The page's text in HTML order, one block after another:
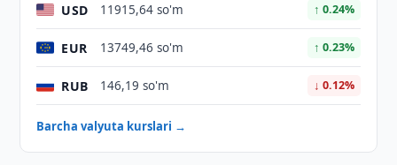
USD 11915,64 so'm ↑ 0.24%
EUR 13749,46 so'm ↑ 0.23%
RUB 146,19 so'm ↓ 0.12%
Barcha valyuta kurslari →